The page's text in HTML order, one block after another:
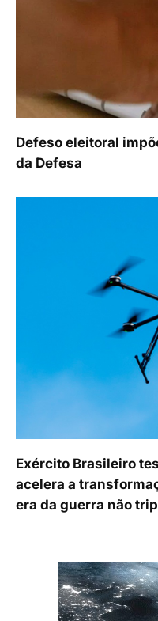
Defeso eleitoral
da Defesa
Exército Brasileiro
acelera a
era da guerra não